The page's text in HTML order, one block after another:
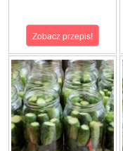
Zobacz przepis!